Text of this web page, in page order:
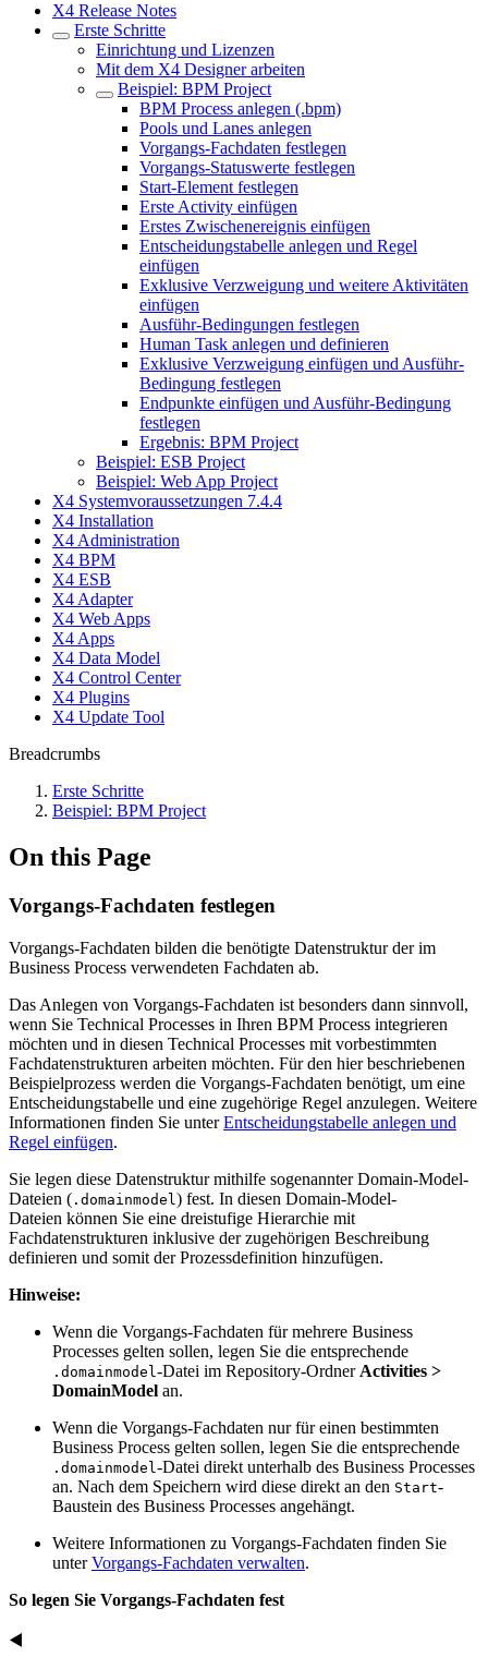
X4 Release Notes
Erste Schritte
Einrichtung und Lizenzen
Mit dem X4 Designer arbeiten
Beispiel: BPM Project
BPM Process anlegen (.bpm)
Pools und Lanes anlegen
Vorgangs-Fachdaten festlegen
Vorgangs-Statuswerte festlegen
Start-Element festlegen
Erste Activity einfügen
Erstes Zwischenereignis einfügen
Entscheidungstabelle anlegen und Regel
einfügen
Exklusive Verzweigung und weitere Aktivitäten
einfügen
Ausführ-Bedingungen festlegen
Human Task anlegen und definieren
Exklusive Verzweigung einfügen und Ausführ-
Bedingung festlegen
Endpunkte einfügen und Ausführ-Bedingung
festlegen
Ergebnis: BPM Project
Beispiel: ESB Project
Beispiel: Web App Project
X4 Systemvoraussetzungen 7.4.4
X4 Installation
X4 Administration
X4 BPM
X4 ESB
X4 Adapter
X4 Web Apps
X4 Apps
X4 Data Model
X4 Control Center
X4 Plugins
X4 Update Tool
Breadcrumbs
Erste Schritte
Beispiel: BPM Project
On this Page
Vorgangs-Fachdaten festlegen
Vorgangs-Fachdaten bilden die benötigte Datenstruktur der im
Business Process verwendeten Fachdaten ab.
Das Anlegen von Vorgangs-Fachdaten ist besonders dann sinnvoll,
wenn Sie Technical Processes in Ihren BPM Process integrieren
möchten und in diesen Technical Processes mit vorbestimmten
Fachdatenstrukturen arbeiten möchten. Für den hier beschriebenen
Beispielprozess werden die Vorgangs-Fachdaten benötigt, um eine
Entscheidungstabelle und eine zugehörige Regel anzulegen. Weitere
Informationen finden Sie unterEntscheidungstabelle anlegen und
Regel einfügen.
Sie legen diese Datenstruktur mithilfe sogenannter Domain-Model-
Dateien ( .domainmodel ) fest. In diesen Domain-Model-
Dateien können Sie eine dreistufige Hierarchie mit
Fachdatenstrukturen inklusive der zugehörigen Beschreibung
definieren und somit der Prozessdefinition hinzufügen.
Hinweise:
Wenn die Vorgangs-Fachdaten für mehrere Business
Processes gelten sollen, legen Sie die entsprechende
.domainmodel -Datei im Repository-Ordner Activities >
DomainModel an.
Wenn die Vorgangs-Fachdaten nur für einen bestimmten
Business Process gelten sollen, legen Sie die entsprechende
.domainmodel -Datei direkt unterhalb des Business Processes
an. Nach dem Speichern wird diese direkt an den Start-
Baustein des Business Processes angehängt.
Weitere Informationen zu Vorgangs-Fachdaten finden Sie
unterVorgangs-Fachdaten verwalten.
So legen Sie Vorgangs-Fachdaten fest
◀️